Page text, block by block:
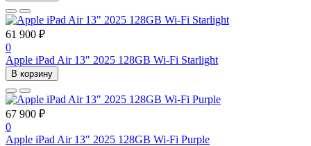
61 900 ₽
0
Apple iPad Air 13" 2025 128GB Wi-Fi Starlight
В корзину
67 900 ₽
0
Apple iPad Air 13" 2025 128GB Wi-Fi Purple